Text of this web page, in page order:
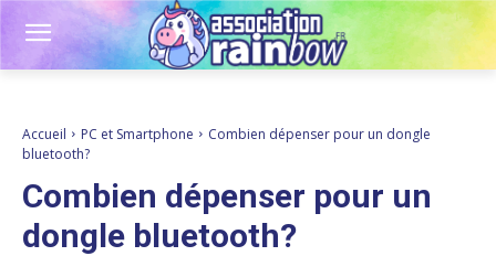
Accueil PC et Smartphone
Combien dépenser pour un dongle
bluetooth?
Combien dépenser pour un
dongle bluetooth?